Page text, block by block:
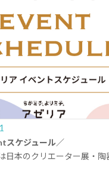
スケジュール／
日本のクリエーター展・陶